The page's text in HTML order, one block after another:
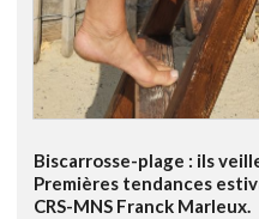
Biscarrosse-plage : ils
Premières tendances
CRS-MNS Franck Marleux.